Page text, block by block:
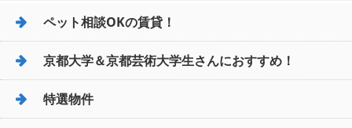
ペット相談OKの賃貸！
京都大学＆京都芸術大学生さんにおすすめ！
特選物件